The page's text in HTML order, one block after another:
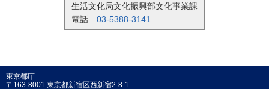
生活文化局文化振興部文化事業課
電話 03-5388-3141
東京都庁
〒163-8001 東京都新宿区西新宿2-8-1